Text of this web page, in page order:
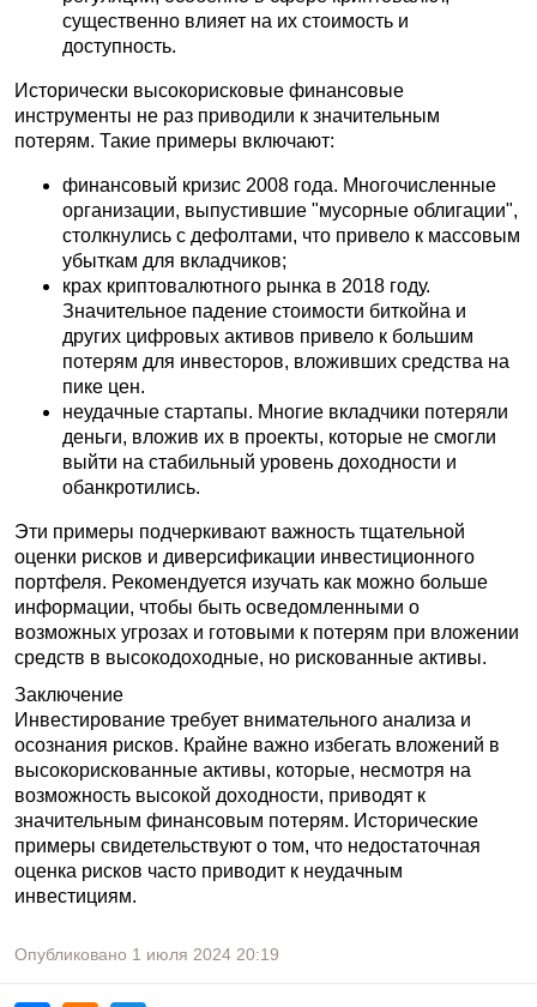
существенно влияет на их стоимость и
доступность.
Исторически высокорисковые финансовые
инструменты не раз приводили к значительным
потерям. Такие примеры включают:
финансовый кризис 2008 года. Многочисленные
организации, выпустившие "мусорные облигации",
столкнулись с дефолтами, что привело к массовым
убыткам для вкладчиков;
крах криптовалютного рынка в 2018 году.
Значительное падение стоимости биткойна и
других цифровых активов привело к большим
потерям для инвесторов, вложивших средства на
пике цен.
неудачные стартапы. Многие вкладчики потеряли
деньги, вложив их в проекты, которые не смогли
выйти на стабильный уровень доходности и
обанкротились.
Эти примеры подчеркивают важность тщательной
оценки рисков и диверсификации инвестиционного
портфеля. Рекомендуется изучать как можно больше
информации, чтобы быть осведомленными о
возможных угрозах и готовыми к потерям при вложении
средств в высокодоходные, но рискованные активы.
Заключение
Инвестирование требует внимательного анализа и
осознания рисков. Крайне важно избегать вложений в
высокорискованные активы, которые, несмотря на
возможность высокой доходности, приводят к
значительным финансовым потерям. Исторические
примеры свидетельствуют о том, что недостаточная
оценка рисков часто приводит к неудачным
инвестициям.
Опубликовано 1 июля 2024 20:19